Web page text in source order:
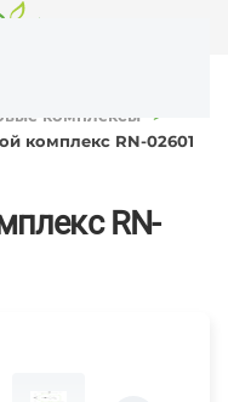
комплексы
комплекс RN-02601
RN-